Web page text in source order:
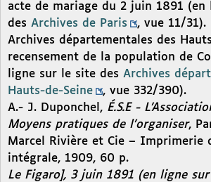
acte de mariage du 2 juin 1891
des Archives de Paris
, vue 11/31).
Archives départementales des
recensement de la population de
ligne sur le site des Archives
Hauts-de-Seine
, vue 332/390).
A.- J. Duponchel, É.S.E -
Moyens pratiques de l’organiser,
Marcel Rivière et Cie – Imprimerie
intégrale, 1909, 60 p.
Le Figaro], 3 juin 1891 (en ligne sur